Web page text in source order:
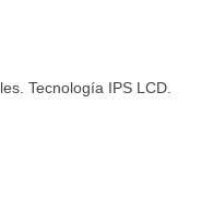
Tecnología IPS LCD.